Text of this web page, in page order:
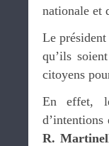
nationale et
Le
qu’ils
citoyens
En effet,
d’intentions
R.